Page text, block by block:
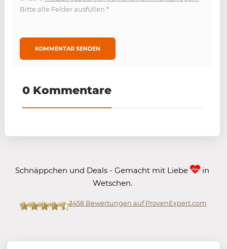
Bitte alle Felder ausfüllen *
0 Kommentare
Schnäppchen und Deals - Gemacht mit Liebe
in
Wetschen.
3458Bewertungen auf ProvenExpert.com